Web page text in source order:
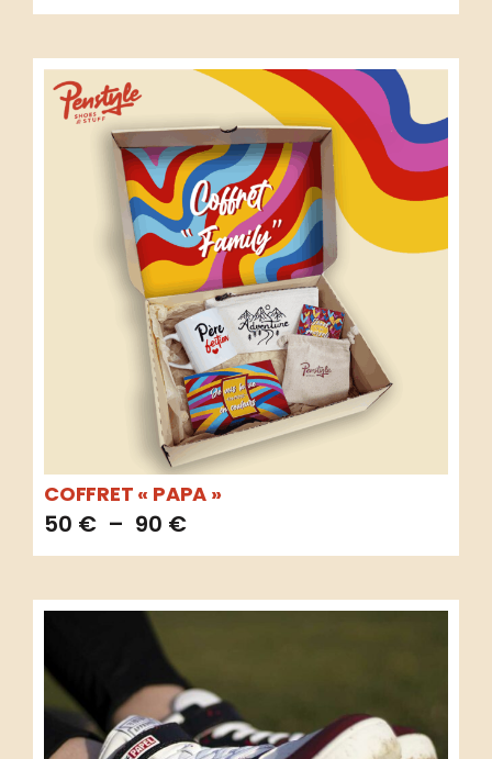
COFFRET « PAPA »
50 € – 90 €